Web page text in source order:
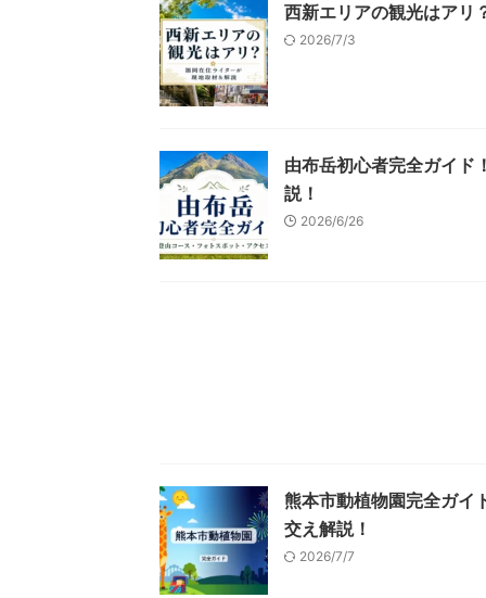
西新エリアの観光はアリ
2026/7/3
由布岳初心者完全ガイド
説！
2026/6/26
熊本市動植物園完全ガイ
交え解説！
2026/7/7